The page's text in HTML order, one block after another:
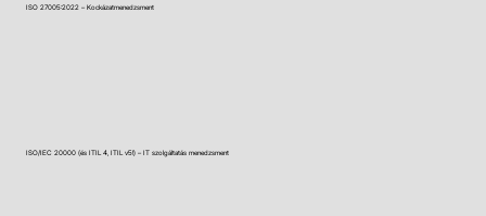
ISO 27005:2022 – Kockázatmenedzsment
ISO/IEC 20000 (és ITIL 4, ITIL v5!) – IT szolgáltatás menedzsment